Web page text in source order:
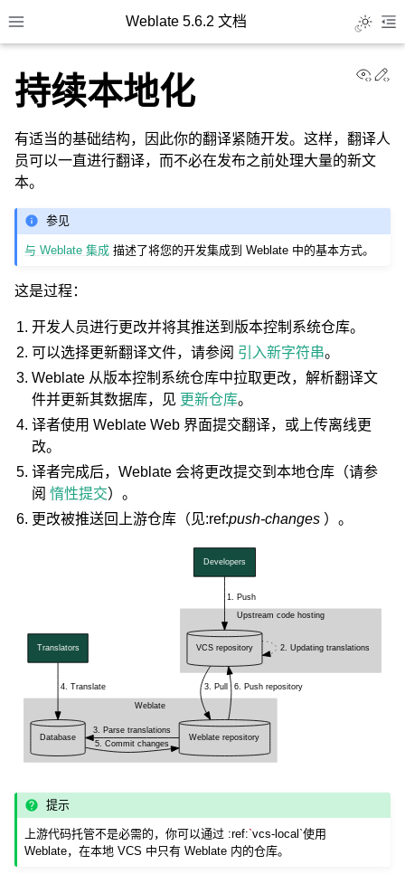
Toggle site navigation sidebar
Weblate 5.6.2 文档 Toggle
navigation of 配置说明
持续本地化
有适当的基础结构，因此你的翻译紧随开发。这样，翻译人
员可以一直进行翻译，而不必在发布之前处理大量的新文
本。
参见
与 Weblate 集成 描述了将您的开发集成到 Weblate 中的基本方式。
这是过程：
开发人员进行更改并将其推送到版本控制系统仓库。
可以选择更新翻译文件，请参阅 引入新字符串。
Weblate 从版本控制系统仓库中拉取更改，解析翻译文
件并更新其数据库，见 更新仓库。
译者使用 Weblate Web 界面提交翻译，或上传离线更
改。
译者完成后，Weblate 会将更改提交到本地仓库（请参
阅惰性提交）。
更改被推送回上游仓库（见:ref:push-changes ）。
提示
上游代码托管不是必需的，你可以通过 :ref:`vcs-local`使用
Weblate，在本地 VCS 中只有 Weblate 内的仓库。